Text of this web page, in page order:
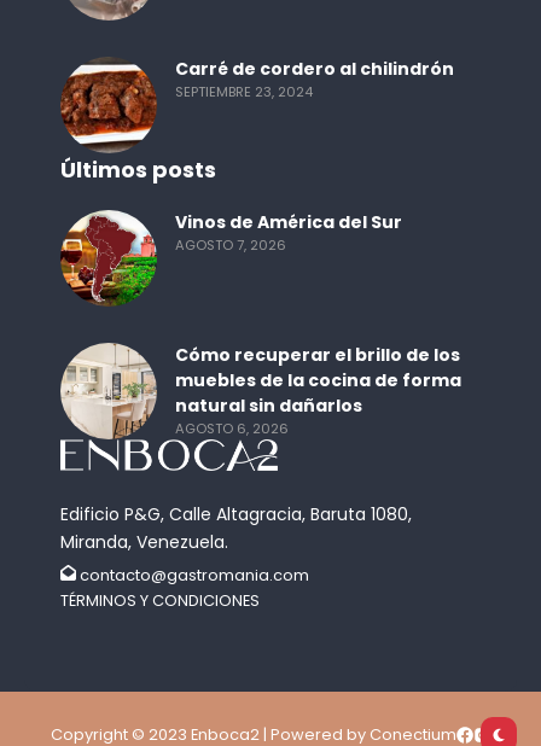
Edificio P&G, Calle Altagracia, Baruta 1080,
Miranda, Venezuela.
contacto@gastromania.com
TÉRMINOS Y CONDICIONES
Carré de cordero al chilindrón
SEPTIEMBRE 23, 2024
Últimos posts
Vinos de América del Sur
AGOSTO 7, 2026
Cómo recuperar el brillo de los
muebles de la cocina de forma
natural sin dañarlos
AGOSTO 6, 2026
Copyright © 2023 Enboca2 | Powered by Conectium